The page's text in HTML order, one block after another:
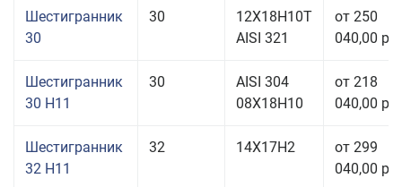
Шестигранник
30
30
12Х18Н10Т
AISI 321
от 250
040,00
Шестигранник
30 H11
30
AISI 304
08Х18Н10
от 218
040,00
Шестигранник
32 H11
32 14Х17Н2
от 299
040,00